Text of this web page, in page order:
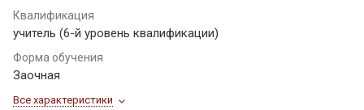
Квалификация
учитель (6-й уровень квалификации)
Форма обучения
Заочная
Все характеристики